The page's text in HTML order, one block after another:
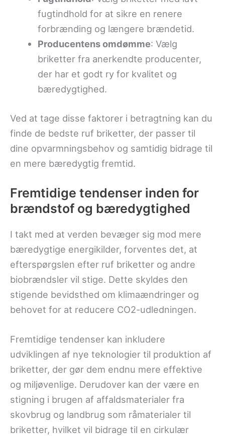
fugtindhold for at sikre en renere
forbrænding og længere brændetid.
Producentens omdømme: Vælg
briketter fra anerkendte producenter,
der har et godt ry for kvalitet og
bæredygtighed.
Ved at tage disse faktorer i betragtning kan du
finde de bedste ruf briketter, der passer til
dine opvarmningsbehov og samtidig bidrage til
en mere bæredygtig fremtid.
Fremtidige tendenser inden for
brændstof og bæredygtighed
I takt med at verden bevæger sig mod mere
bæredygtige energikilder, forventes det, at
efterspørgslen efter ruf briketter og andre
biobrændsler vil stige. Dette skyldes den
stigende bevidsthed om klimaændringer og
behovet for at reducere CO2-udledningen.
Fremtidige tendenser kan inkludere
udviklingen af nye teknologier til produktion af
briketter, der gør dem endnu mere effektive
og miljøvenlige. Derudover kan der være en
stigning i brugen af affaldsmaterialer fra
skovbrug og landbrug som råmaterialer til
briketter, hvilket vil bidrage til en cirkulær